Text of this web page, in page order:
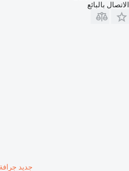
الاتصال بالبائع